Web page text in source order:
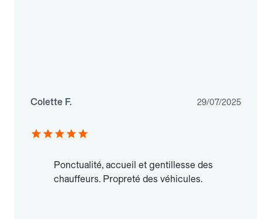
Colette F. 29/07/2025
Ponctualité, accueil et gentillesse des
chauffeurs. Propreté des véhicules.